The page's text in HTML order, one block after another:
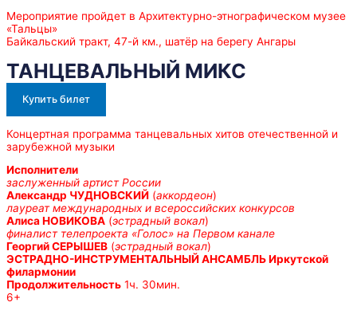
Мероприятие пройдет в Архитектурно-этнографическом музее
«Тальцы»
Байкальский тракт, 47-й км., шатёр на берегу Ангары
ТАНЦЕВАЛЬНЫЙ МИКС
Купить билет
Концертная программа танцевальных хитов отечественной и
зарубежной музыки
Исполнители
заслуженный артист России
Александр ЧУДНОВСКИЙ (аккордеон)
лауреат международных и всероссийских конкурсов
Алиса НОВИКОВА (эстрадный вокал)
финалист телепроекта «Голос» на Первом канале
Георгий СЕРЫШЕВ (эстрадный вокал)
ЭСТРАДНО-ИНСТРУМЕНТАЛЬНЫЙ АНСАМБЛЬ Иркутской
филармонии
Продолжительность 1ч. 30мин.
6+